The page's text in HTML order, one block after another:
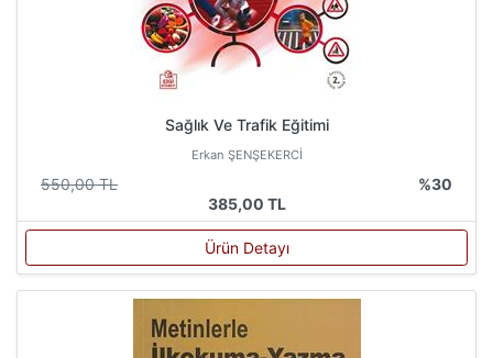
Sağlık Ve Trafik Eğitimi
Erkan ŞENŞEKERCİ
550,00 TL
%30
385,00 TL
Ürün Detayı